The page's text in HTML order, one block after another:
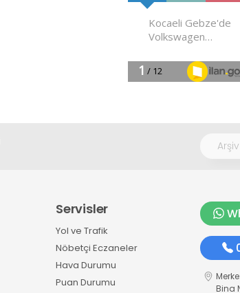
Servisler
Yol ve Trafik
Nöbetçi Eczaneler
Hava Durumu
Puan Durumu
Bina